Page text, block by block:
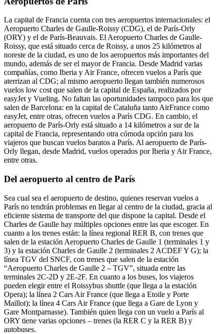
La capital de Francia cuenta con tres aeropuertos internacionales: el
Aeropuerto Charles de Gaulle-Roissy (CDG), el de París-Orly
(ORY) y el de París-Beauvais. El Aeropuerto Charles de Gaulle-
Roissy, que está situado cerca de Roissy, a unos 25 kilómetros al
noreste de la ciudad, es uno de los aeropuertos más importantes del
mundo, además de ser el mayor de Francia. Desde Madrid varias
compañías, como Iberia y Air France, ofrecen vuelos a París que
aterrizan al CDG; al mismo aeropuerto llegan también numerosos
vuelos low cost que salen de la capital de España, realizados por
easyJet y Vueling. No faltan las oportunidades tampoco para los que
salen de Barcelona: en la capital de Cataluña tanto AirFrance como
easyJet, entre otras, ofrecen vuelos a París CDG. En cambio, el
aeropuerto de París-Orly está situado a 14 kilómetros a sur de la
capital de Francia, representando otra cómoda opción para los
viajeros que buscan vuelos baratos a París. Al aeropuerto de París-
Orly llegan, desde Madrid, vuelos operados por Iberia y Air France,
entre otras.
Del aeropuerto al centro de París
Sea cual sea el aeropuerto de destino, quienes reservan vuelos a
París no tendrán problemas en llegar al centro de la ciudad, gracia al
eficiente sistema de transporte del que dispone la capital. Desde el
Charles de Gaulle hay múltiples opciones entre las que escoger. En
cuanto a los trenes están: la línea regional RER B, con trenes que
salen de la estación Aeropuerto Charles de Gaulle 1 (terminales 1 y
3) y la estación Charles de Gaulle 2 (terminales 2 ACDEF Y G); la
línea TGV del SNCF, con trenes que salen de la estación
“Aeropuerto Charles de Gaulle 2 – TGV”, situada entre las
terminales 2C-2D y 2E-2F. En cuanto a los buses, los viajeros
pueden elegir entre el Roissybus shuttle (que llega a la estación
Opera); la línea 2 Cars Air France (que llega a Etoile y Porte
Maillot); la línea 4 Cars Air France (que llega a Gare de Lyon y
Gare Montparnasse). También quien llega con un vuelo a París al
ORY tiene varias opciones – trenes (la RER C y la RER B) y
autobuses.